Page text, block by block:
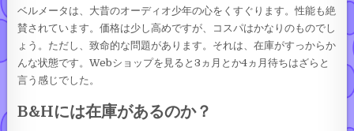
ベルメータは、大昔のオーディオ少年の心をくすぐります。性能も絶
賛されています。価格は少し高めですが、コスパはかなりのものでし
ょう。ただし、致命的な問題があります。それは、在庫がすっからか
んな状態です。Webショップを見ると3ヵ月とか4ヵ月待ちはざらと
言う感じでした。
B&Hには在庫があるのか？